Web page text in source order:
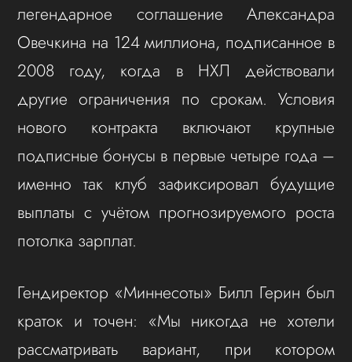
легендарное соглашение Александра
Овечкина на 124 миллиона, подписанное в
2008 году, когда в НХЛ действовали
другие ограничения по срокам. Условия
нового контракта включают крупные
подписные бонусы в первые четыре года –
именно так клуб зафиксировал будущие
выплаты с учётом прогнозируемого роста
потолка зарплат.
Гендиректор «Миннесоты» Билл Герин был
краток и точен: «Мы никогда не хотели
рассматривать вариант, при котором